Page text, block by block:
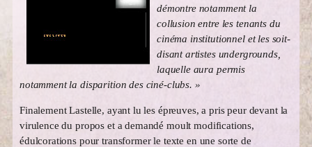
démontre notamment la
collusion entre les tenants du
cinéma institutionnel et les soit-
disant artistes undergrounds,
laquelle aura permis
notamment la disparition des ciné-clubs. »
Finalement Lastelle, ayant lu les épreuves, a pris peur devant la
virulence du propos et a demandé moult modifications,
édulcorations pour transformer le texte en une sorte de